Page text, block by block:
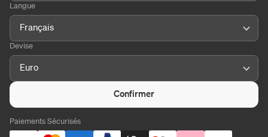
Langue
Français
Devise
Euro
Confirmer
Paiements Sécurisés